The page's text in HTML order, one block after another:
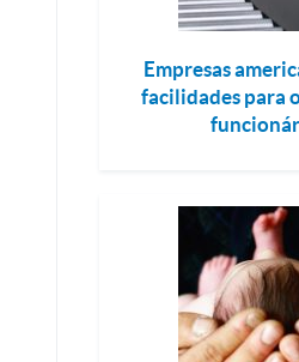
Empresas
facilidades para